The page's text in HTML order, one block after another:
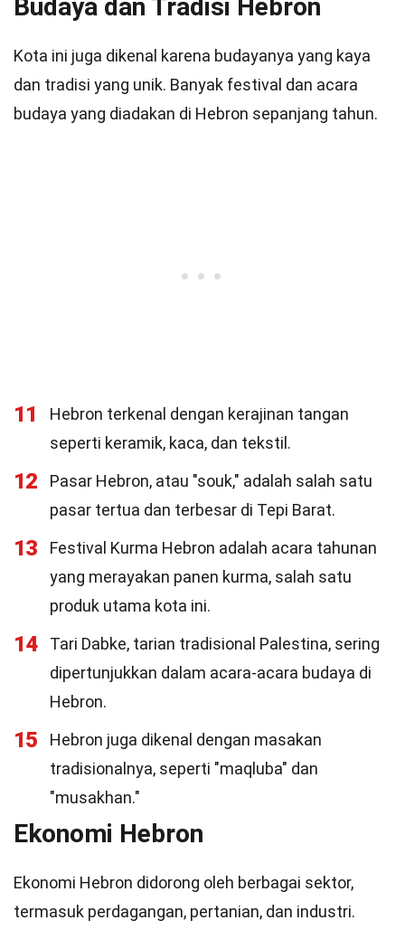
Budaya dan Tradisi Hebron
Kota ini juga dikenal karena budayanya yang kaya
dan tradisi yang unik. Banyak festival dan acara
budaya yang diadakan di Hebron sepanjang tahun.
11
Hebron terkenal dengan kerajinan tangan
seperti keramik, kaca, dan tekstil.
12
Pasar Hebron, atau "souk," adalah salah satu
pasar tertua dan terbesar di Tepi Barat.
13
Festival Kurma Hebron adalah acara tahunan
yang merayakan panen kurma, salah satu
produk utama kota ini.
14
Tari Dabke, tarian tradisional Palestina, sering
dipertunjukkan dalam acara-acara budaya di
Hebron.
15
Hebron juga dikenal dengan masakan
tradisionalnya, seperti "maqluba" dan
"musakhan."
Ekonomi Hebron
Ekonomi Hebron didorong oleh berbagai sektor,
termasuk perdagangan, pertanian, dan industri.